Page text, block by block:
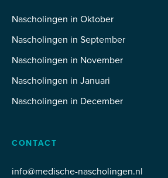
Nascholingen in Oktober
Nascholingen in September
Nascholingen in November
Nascholingen in Januari
Nascholingen in December
CONTACT
info@medische-nascholingen.nl